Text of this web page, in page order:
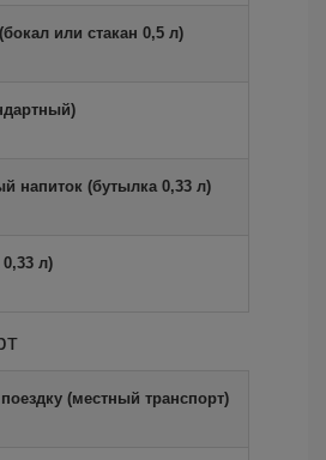
или стакан 0,5 л)
напиток (бутылка 0,33 л)
л)
(местный транспорт)